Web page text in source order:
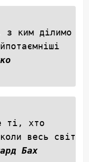
з ким ділимо
ті, хто
весь світ
Бах